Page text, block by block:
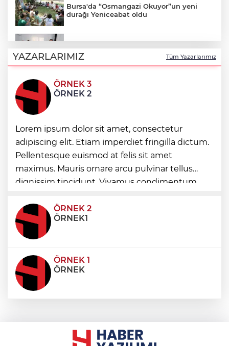
Bursa'da “Osmangazi Okuyor”un yeni
durağı Yeniceabat oldu
ziyaret
Çayırova’da, geleceğin basketbolcuları
seçmelerde ter döktü
Muğla'da Başkan Ahmet Aras’tan 'hukuk
müşavirliği' açıklaması
Sakarya'da 'Mutluluk Tırı' mahalle
mahalle geziyor
YAZARLARIMIZ Tüm Yazarlarımız
ÖRNEK 3
ÖRNEK 2
Lorem ipsum dolor sit amet, consectetur
adipiscing elit. Etiam imperdiet fringilla dictum.
Pellentesque euismod at felis sit amet
maximus. Mauris ornare arcu pulvinar tellus
dignissim tincidunt. Vivamus condimentum
condimentum eros et, faucibus sapien. Praese
ÖRNEK 2
ÖRNEK1
ÖRNEK 1
ÖRNEK